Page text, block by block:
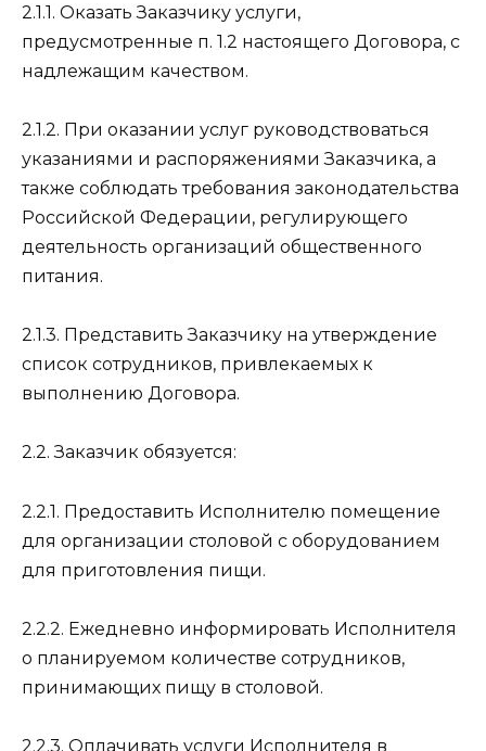
2.1.1. Оказать Заказчику услуги,
предусмотренные п. 1.2 настоящего Договора, с
надлежащим качеством.
2.1.2. При оказании услуг руководствоваться
указаниями и распоряжениями Заказчика, а
также соблюдать требования законодательства
Российской Федерации, регулирующего
деятельность организаций общественного
питания.
2.1.3. Представить Заказчику на утверждение
список сотрудников, привлекаемых к
выполнению Договора.
2.2. Заказчик обязуется:
2.2.1. Предоставить Исполнителю помещение
для организации столовой с оборудованием
для приготовления пищи.
2.2.2. Ежедневно информировать Исполнителя
о планируемом количестве сотрудников,
принимающих пищу в столовой.
2.2.3. Оплачивать услуги Исполнителя в